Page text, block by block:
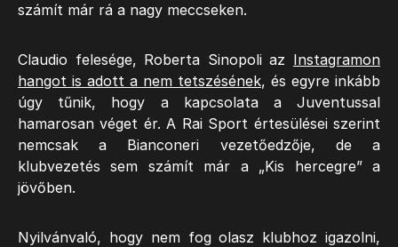
számít már rá a nagy meccseken.
Claudio felesége, Roberta Sinopoli az Instagramon
hangot is adott a nem tetszésének, és egyre inkább
úgy tűnik, hogy a kapcsolata a Juventussal
hamarosan véget ér. A Rai Sport értesülései szerint
nemcsak a Bianconeri vezetőedzője, de a
klubvezetés sem számít már a „Kis hercegre” a
jövőben.
Nyilvánvaló, hogy nem fog olasz klubhoz igazolni,